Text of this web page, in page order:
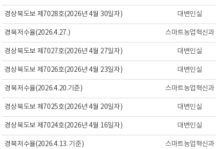
경상북도보 제7028호(2026년 4월 30일자) 대변인실
경북저수율(2026.4.27.) 스마트농업혁신과
경상북도보 제7027호(2026년 4월 27일자) 대변인실
경상북도보 제7026호(2026년 4월 23일자) 대변인실
경북저수율(2026.4.20.기준) 스마트농업혁신과
경상북도보 제7025호(2026년 4월 20일자) 대변인실
경상북도보 제7024호(2026년 4월 16일자) 대변인실
경북저수율(2026.4.13. 기준) 스마트농업혁신과